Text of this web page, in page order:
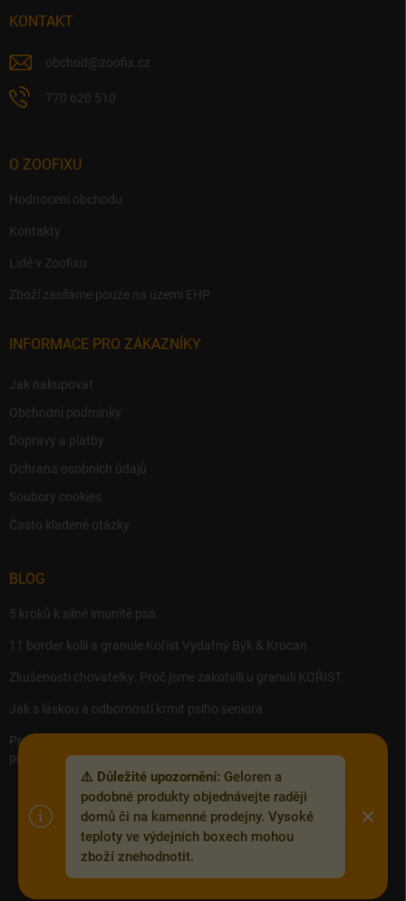
⚠️ Důležité upozornění: Geloren a
podobné produkty objednávejte raději
domů či na kamenné prodejny. Vysoké
teploty ve výdejních boxech mohou
zboží znehodnotit.
KONTAKT
obchod @zoofix.cz
770 620 510
O ZOOFIXU
Hodnocení obchodu
Kontakty
Lidé v Zoofixu
Zboží zasíláme pouze na území EHP
INFORMACE PRO ZÁKAZNÍKY
Jak nakupovat
Obchodní podmínky
Dopravy a platby
Ochrana osobních údajů
Soubory cookies
Často kladené otázky
BLOG
5 kroků k silné imunitě psa
11 border kolií a granule Kořist Vydatný Býk & Krocan
Zkušenosti chovatelky: Proč jsme zakotvili u granulí KOŘIST
Jak s láskou a odborností krmit psího seniora
Precision MICROBES – Koktejl tělu prospěšných živých bakterií,
probiotik a postbiotik.
Copyright 2026 Zoofix.cz. Všechna práva vyhrazena.
cookies